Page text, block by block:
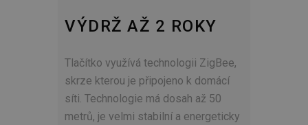
VÝDRŽ AŽ 2 ROKY
Tlačítko využívá technologii ZigBee,
skrze kterou je připojeno k domácí
síti. Technologie má dosah až 50
metrů, je velmi stabilní a energeticky